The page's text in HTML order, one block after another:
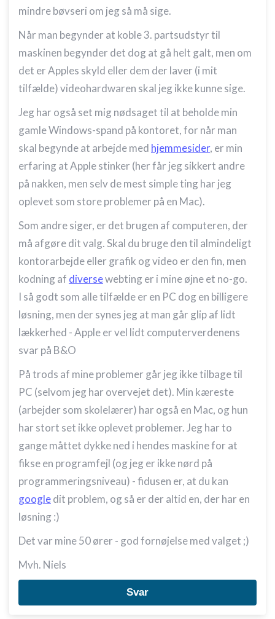
mindre bøvseri om jeg så må sige.
Når man begynder at koble 3. partsudstyr til
maskinen begynder det dog at gå helt galt, men om
det er Apples skyld eller dem der laver (i mit
tilfælde) videohardwaren skal jeg ikke kunne sige.
Jeg har også set mig nødsaget til at beholde min
gamle Windows-spand på kontoret, for når man
skal begynde at arbejde med hjemmesider, er min
erfaring at Apple stinker (her får jeg sikkert andre
på nakken, men selv de mest simple ting har jeg
oplevet som store problemer på en Mac).
Som andre siger, er det brugen af computeren, der
må afgøre dit valg. Skal du bruge den til almindeligt
kontorarbejde eller grafik og video er den fin, men
kodning af diversewebting er i mine øjne et no-go.
I så godt som alle tilfælde er en PC dog en billigere
løsning, men der synes jeg at man går glip af lidt
lækkerhed - Apple er vel lidt computerverdenens
svar på B&O
På trods af mine problemer går jeg ikke tilbage til
PC (selvom jeg har overvejet det). Min kæreste
(arbejder som skolelærer) har også en Mac, og hun
har stort set ikke oplevet problemer. Jeg har to
gange måttet dykke ned i hendes maskine for at
fikse en programfejl (og jeg er ikke nørd på
programmeringsniveau) - fidusen er, at du kan
googledit problem, og så er der altid en, der har en
løsning :)
Det var mine 50 ører - god fornøjelse med valget ;)
Mvh. Niels
Svar
placeringsoplysninger
Identificere enheder baseret på aktivt
anmodede oplysninger
Ikke-IAB-behandlingsformål:
Nødvendig
Ydeevne
Annoncering / marketing